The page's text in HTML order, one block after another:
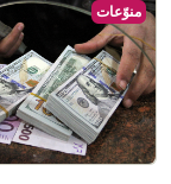
منوّعات